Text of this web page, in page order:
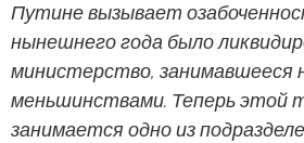
Путине вызывает
нынешнего года было
министерство, занимавшееся
меньшинствами. Теперь этой
занимается одно из